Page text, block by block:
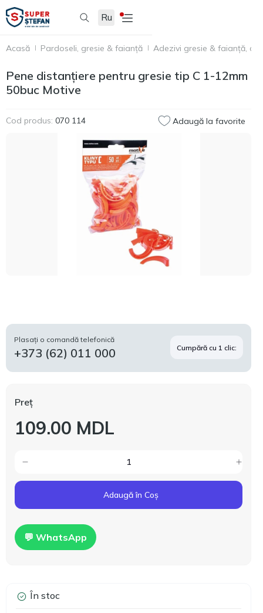
Ru
Acasă Pardoseli, gresie & faianță Adezivi gresie & faianță,
Pene distanțiere pentru gresie tip C 1-12mm
50buc Motive
Cod produs: 070 114 Adaugă la favorite
Plasați o comandă telefonică
+373 (62) 011 000 Cumpără cu 1 clic:
Preț
109.00 MDL
Adaugă în Coș
💬 WhatsApp
În stoc